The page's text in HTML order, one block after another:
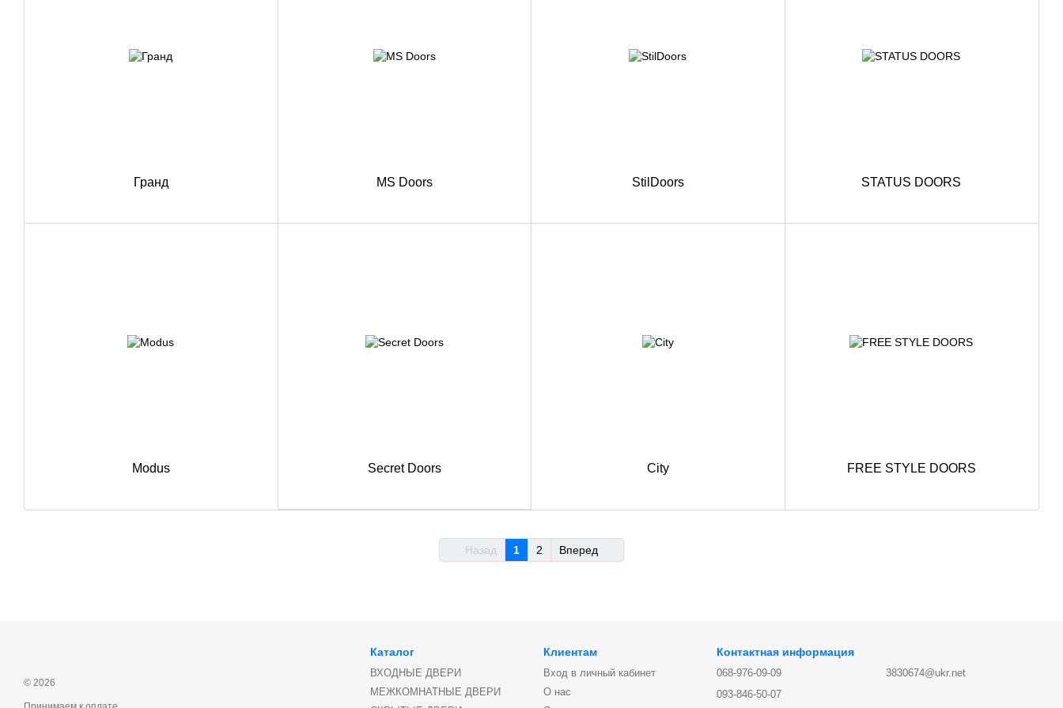
Гранд MS Doors StilDoors STATUS DOORS
Modus Secret Doors City FREE STYLE DOORS
Назад 1 2 Вперед
© 2026
Каталог
ВХОДНЫЕ ДВЕРИ
МЕЖКОМНАТНЫЕ ДВЕРИ
Клиентам
Вход в личный кабинет
О нас
Контактная информация
068-976-09-09
093-846-50-07
3830674@ukr.net